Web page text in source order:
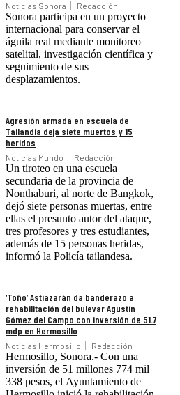
Noticias Sonora Redacción
Sonora participa en un proyecto
internacional para conservar el
águila real mediante monitoreo
satelital, investigación científica y
seguimiento de sus
desplazamientos.
Agresión armada en escuela de
Tailandia deja siete muertos y 15
heridos
Noticias Mundo Redacción
Un tiroteo en una escuela
secundaria de la provincia de
Nonthaburi, al norte de Bangkok,
dejó siete personas muertas, entre
ellas el presunto autor del ataque,
tres profesores y tres estudiantes,
además de 15 personas heridas,
informó la Policía tailandesa.
‘Toño’ Astiazarán da banderazo a
rehabilitación del bulevar Agustín
Gómez del Campo con inversión de 51.7
mdp en Hermosillo
Noticias Hermosillo Redacción
Hermosillo, Sonora.- Con una
inversión de 51 millones 774 mil
338 pesos, el Ayuntamiento de